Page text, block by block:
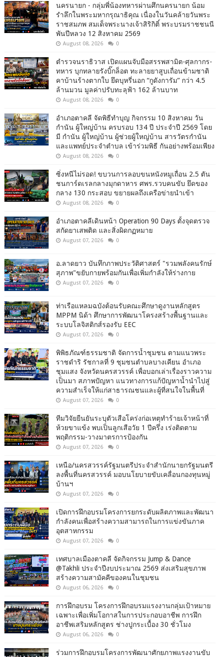
นครนายก - กลุ่มพี่น้องทหารผ่านศึกนครนายก น้อม
รำลึกในพระมหากรุณาธิคุณ เนื่องในวันคล้ายวันพระ
ราชสมภพ สมเด็จพระนางเจ้าสิริกิติ์ พระบรมราชชนนี
พันปีหลวง 12 สิงหาคม 2569
August 08, 2026 0
ตำรวจนราธิวาส เปิดแผนจับมือสรรพสามิต-ศุลกากร-
ทหาร บุกทลายรังบิ๊กล็อต ทะลายยาสูบเถื่อนข้ามชาติ
คาบ้านร้างตากใบ ยึดบุหรี่นอก “กูดังการัม” กว่า 4.5
ล้านมวน มูลค่าปรับทะลุฟ้า 162 ล้านบาท
August 08, 2026 0
อำเภอตาคลี จัดพิธีทำบุญ กิจกรรม 10 สิงหาคม วัน
กำนัน ผู้ใหญ่บ้าน ครบรอบ 134 ปี ประจำปี 2569 โดย
มี กำนัน ผู้ใหญ่บ้าน ผู้ช่วยผู้ใหญ่บ้าน สารวัตรกำนัน
และแพทย์ประจำตำบล เข้าร่วมพิธี กันอย่างพร้อมเพียง
August 08, 2026 0
ซิ่งหนีไม่รอด! ขบวนการลอบขนหนังหมูเถื่อน 2.5 ตัน
ชนการ์ดเรลกลางมุกดาหาร ศพร.รวบคนขับ ยึดของ
กลาง 130 กระสอบ ขยายผลถึงเครือข่ายนำเข้า
August 08, 2026 0
อำเภอตาคลีเดินหน้า Operation 90 Days ตั้งจุดตรวจ
สกัดยาเสพติด และสิ่งผิดกฏหมาย
August 07, 2026 0
อ.ลาดยาว บันทึกภาพประวัติศาสตร์ "รวมพลังคนรักษ์
สุภาพ"ขยับกายพร้อมกันเพื่อเพิ่มกำลังให้ร่างกาย
August 07, 2026 0
ท่าเรือแหลมฉบังต้อนรับคณะศึกษาดูงานหลักสูตร
MPPM นิด้า ศึกษาการพัฒนาโครงสร้างพื้นฐานและ
ระบบโลจิสติกส์รองรับ EEC
August 07, 2026 0
พิพิธภัณฑ์ธรรมชาติ จัดการน้ำชุมชน ตามแนวพระ
ราชดำริ รัชกาลที่ 9 ชุมชนตำบลบางเคียน อำเภอ
ชุมแสง จังหวัดนครสวรรค์ เพื่อบอกเล่าเรื่องราวความ
เป็นมา สภาพปัญหา แนวทางการแก้ปัญหาน้ำนำไปสู่
ความสำเร็จให้แก่สาธารณชนและผู้ที่สนใจในพื้นที่
August 07, 2026 0
ทีมวิจัยยืนยันระบุตัวเสือโคร่งก่อเหตุทำร้ายเจ้าหน้าที่
ห้วยขาแข้ง พบเป็นลูกเสือวัย 1 ปีครึ่ง เร่งติดตาม
พฤติกรรม-วางมาตรการป้องกัน
August 07, 2026 0
เหนือ/นครสวรรค์รัฐมนตรีประจำสำนักนายกรัฐมนตรี
ลงพื้นที่นครสวรรค์ มอบนโยบายขับเคลื่อนกองทุนหมู่
บ้านฯ
August 07, 2026 0
เปิดการฝึกอบรมโครงการยกระดับผลิตภาพและพัฒนา
กำลังคนเพื่อสร้างความสามารถในการแข่งขันภาค
อุตสาหกรรม
August 07, 2026 0
เทศบาลเมืองตาคลี จัดกิจกรรม Jump & Dance
@Takhli ประจำปีงบประมาณ 2569 ส่งเสริมสุขภาพ
สร้างความสามัคคีของคนในชุมชน
August 06, 2026 0
การฝึกอบรม โครงการฝึกอบรมแรงงานกลุ่มเป้าหมาย
เฉพาะเพื่อเพิ่มโอกาสในการประกอบอาชีพ การฝึก
อาชีพเสริมหลักสูตร ช่างปูกระเบื้อง 30 ชั่วโมง
August 06, 2026 0
ร่วมการฝึกอบรมโครงการพัฒนาศักยภาพแรงงานขับ